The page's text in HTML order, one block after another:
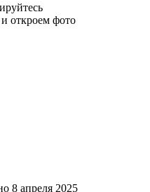
откроем фото
8 апреля 2025